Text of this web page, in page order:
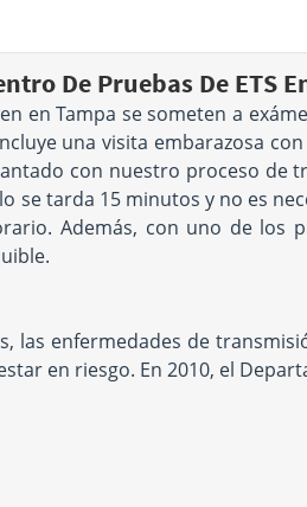
De Pruebas De ETS
en Tampa se someten a
una visita embarazosa
con nuestro proceso de
se tarda 15 minutos y no es
Además, con uno de
las enfermedades de
en riesgo. En 2010, el